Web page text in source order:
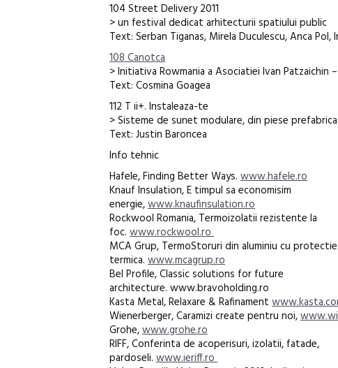
104 Street Delivery 2011
> un festival dedicat arhitecturii spatiului public
Text: Serban Tiganas, Mirela Duculescu, Anca Pol,
108 Canotca
> Initiativa Rowmania a Asociatiei Ivan Patzaichin
Text: Cosmina Goagea
112 T ii+. Instaleaza-te
> Sisteme de sunet modulare, din piese
Text: Justin Baroncea
Info tehnic
Hafele, Finding Better Ways. www.hafele.ro
Knauf Insulation, E timpul sa economisim
energie,www.knaufinsulation.ro
Rockwool Romania, Termoizolatii rezistente la
foc. www.rockwool.ro
MCA Grup, TermoStoruri din aluminiu cu protectie
termica. www.mcagrup.ro
Bel Profile, Classic solutions for future
architecture. www.bravoholding.ro
Kasta Metal, Relaxare & Rafinament
Wienerberger, Caramizi create pentru noi,
Grohe,www.grohe.ro
RIFF, Conferinta de acoperisuri, izolatii, fatade,
pardoseli. www.ieriff.ro